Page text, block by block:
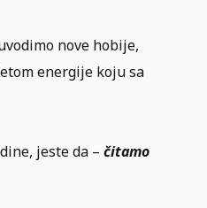
nove hobije,
energije koju sa
jeste da – čitamo